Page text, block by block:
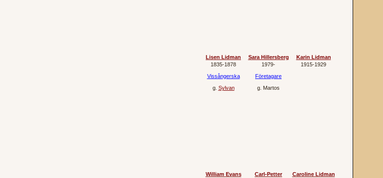
Lisen Lidman
1835‐1878
Vissångerska
g. Sylvan
Sara Hillersberg
1979‐
Företagare
g. Martos
Karin Lidman
1915‐1929
William Evans
Carl-Petter
Caroline Lidman